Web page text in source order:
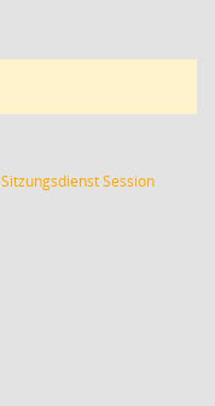
SitzungsdienstSession(Wird in